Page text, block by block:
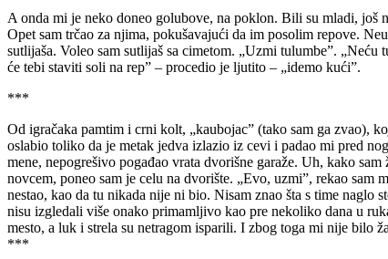
A onda mi je neko doneo golubove, na poklon. Bili su mladi, još
Opet sam trčao za njima, pokušavajući da im posolim repove.
sutlijaša. Voleo sam sutlijaš sa cimetom. „Uzmi tulumbe”.
će tebi staviti soli na rep” – procedio je ljutito – „idemo kući”.
***
Od igračaka pamtim i crni kolt, „kaubojac” (tako sam ga zvao),
oslabio toliko da je metak jedva izlazio iz cevi i padao mi pred
mene, nepogrešivo pogađao vrata dvorišne garaže. Uh, kako
novcem, poneo sam je celu na dvorište. „Evo, uzmi”, rekao
nestao, kao da tu nikada nije ni bio. Nisam znao šta s time naglo
nisu izgledali više onako primamljivo kao pre nekoliko dana u
mesto, a luk i strela su netragom isparili. I zbog toga mi nije bilo
***